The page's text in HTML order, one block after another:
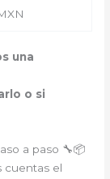
una
o si
a paso 🔧📦
cuentas el